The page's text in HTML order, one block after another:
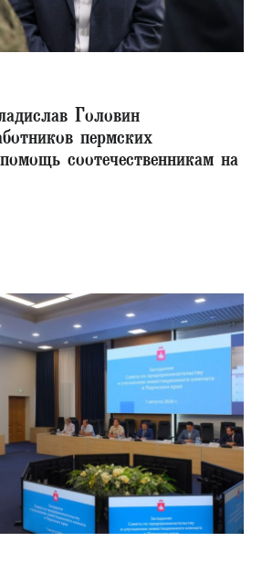
Головин
пермских
соотечественникам на